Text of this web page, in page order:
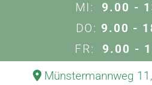
MI: 9.00 -
DO: 9.00 -
FR: 9.00 -
Münstermannweg